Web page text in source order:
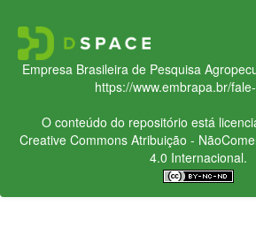
Empresa Brasileira de Pesquisa
https://www.embrapa.br/
O conteúdo do repositório está
Creative CommonsAtribuição -
4.0 Internacional.